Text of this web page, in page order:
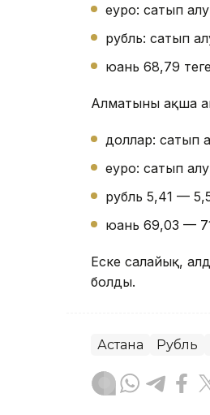
еуро: сатып алу
рубль: сатып
юань 68,79
Алматының ақша
доллар: сатып
еуро: сатып
рубль 5,41 —
юань 69,03 —
Еске салайық,
болды.
Астана Рубль